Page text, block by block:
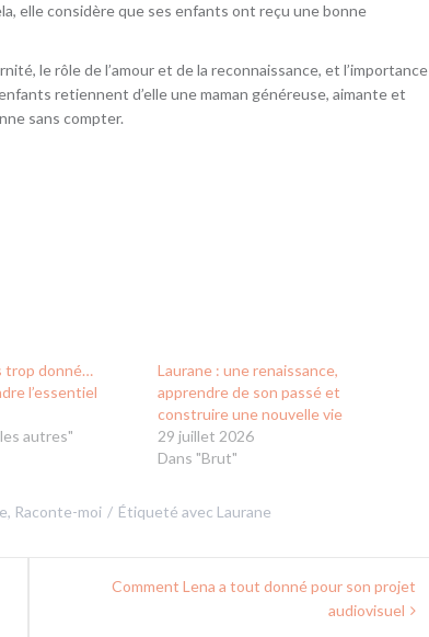
elle considère que ses enfants ont reçu une bonne
le rôle de l’amour et de la reconnaissance, et l’importance
retiennent d’elle une maman généreuse, aimante et
sans compter.
trop donné…
l’essentiel
autres"
Laurane : une renaissance,
apprendre de son passé et
construire une nouvelle vie
29 juillet 2026
Dans "Brut"
, Raconte-moi Étiqueté avec Laurane
Comment Lena a tout donné pour son projet
audiovisuel